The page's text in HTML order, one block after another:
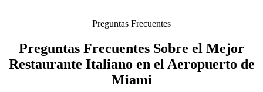
Preguntas Frecuentes
Preguntas Frecuentes Sobre el Mejor
Restaurante Italiano en el Aeropuerto de
Miami